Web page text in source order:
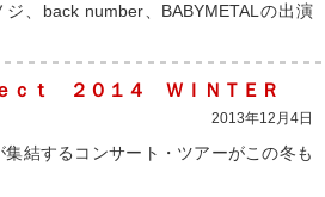
、back number、BABYMETALの出演
ｃｔ ２０１４ ＷＩＮＴＥＲ
2013年12月4日
結するコンサート・ツアーがこの冬も